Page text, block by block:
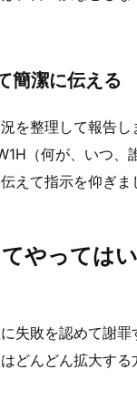
簡潔に伝える
を整理して報告
（何が、いつ、
えて指示を仰ぎま
やっては
失敗を認めて謝罪
どんどん拡大す